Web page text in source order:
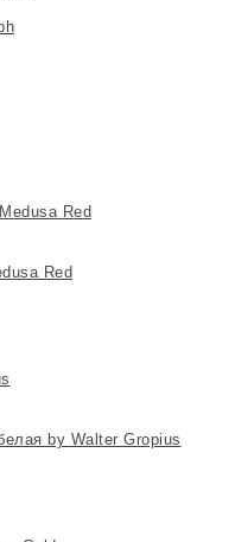
Red
by Walter Gropius